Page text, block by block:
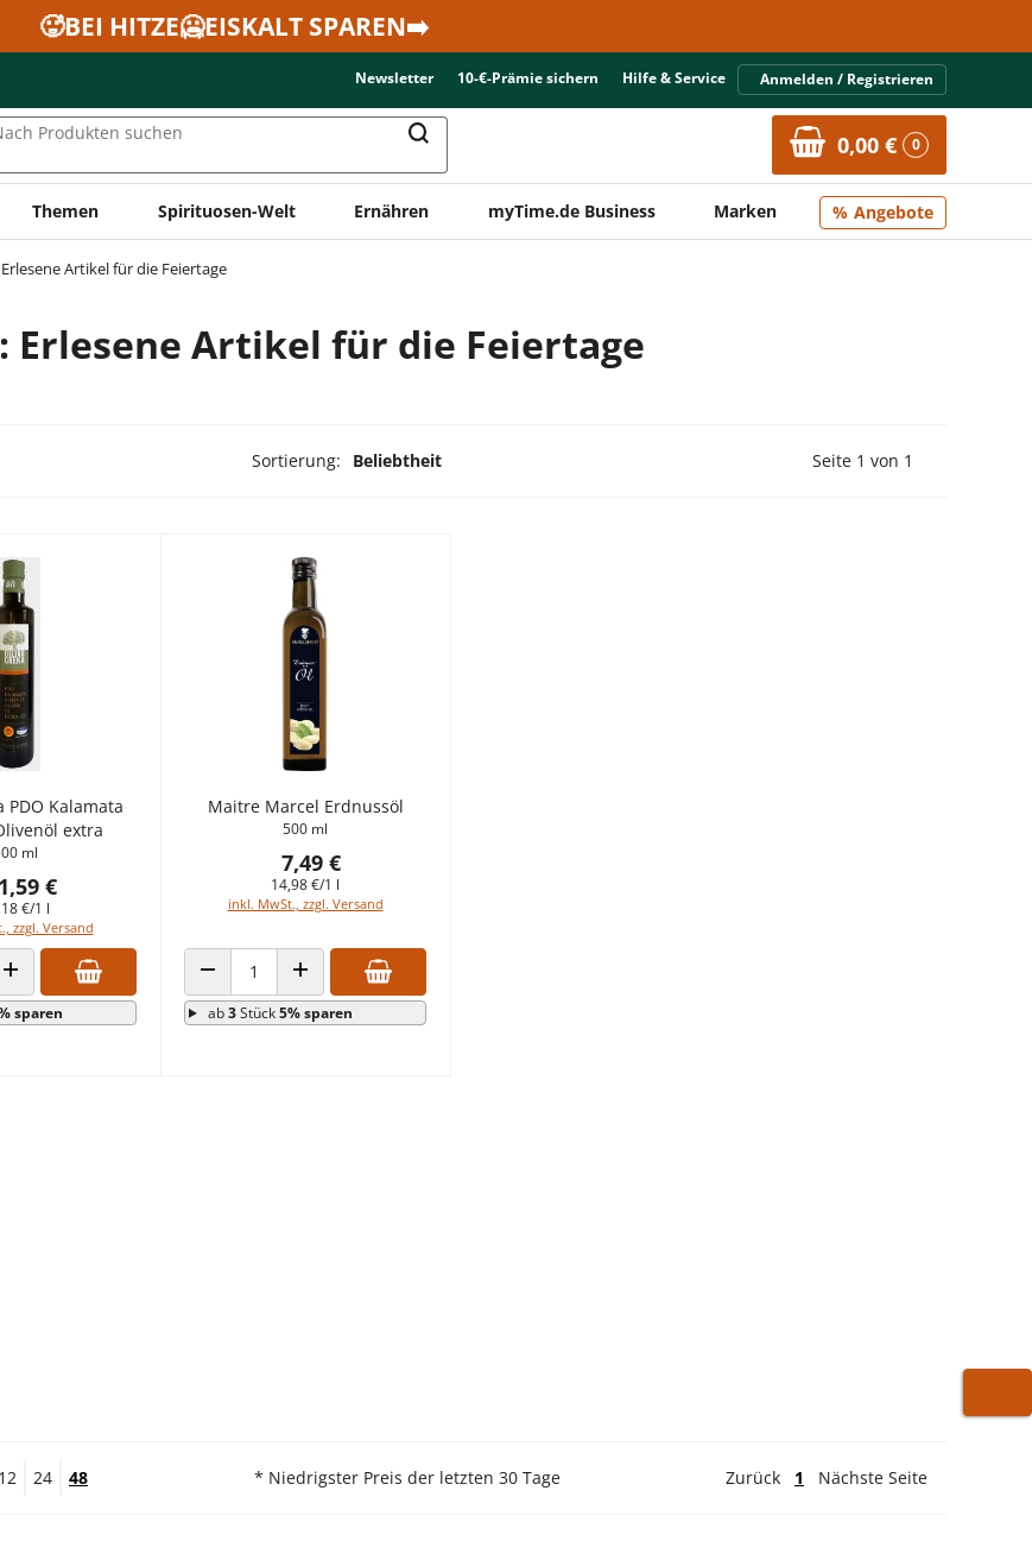
🥵BEI HITZE🥶EISKALT SPAREN➡️
Newsletter 10-€-Prämie sichern Hilfe & Service Anmelden / Registrieren
Produkten suchen 0,00 € 0
Themen Spirituosen-Welt Ernähren myTime.de Business Marken Angebote
Artikel für die Feiertage
Erlesene Artikel für die Feiertage
Sortierung: Beliebtheit Vorherige Seite
Seite 1 von 1
PDO Kalamata
extra
ml
€
€/1 l
zzgl. Versand
ANZAHL ERHÖHEN
sparen
Maitre Marcel Erdnussöl
500 ml
7,49 €
14,98 €/1 l
inkl. MwSt., zzgl. Versand
ANZAHL VERRINGERNANZAHL ERHÖHEN
ab3Stück5% sparen
12 24 48 * Niedrigster Preis der letzten 30 Tage Zurück 1 Nächste Seite